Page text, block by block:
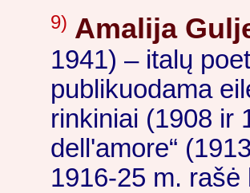
9) Amalija
1941) – italų
publikuodama
rinkiniai (1908 ir
dell'amore“
1916-25 m.